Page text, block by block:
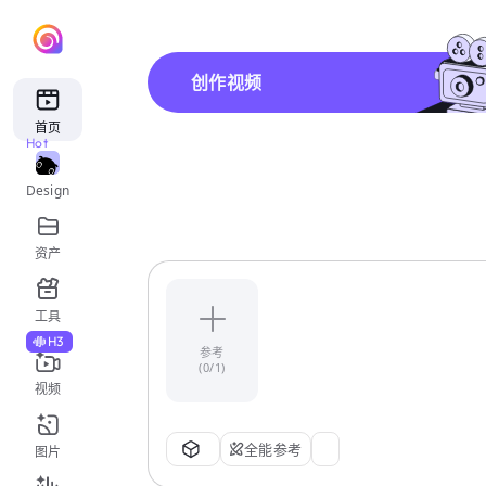
首页
Design
Hot
资产
工具
视频
H3
图片
创作视频
参考
(0/1)
全能参考